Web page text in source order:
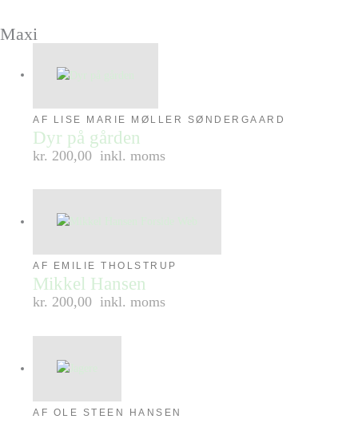
Maxi
AF LISE MARIE MØLLER SØNDERGAARD
Dyr på gården
kr. 200,00 inkl. moms
AF EMILIE THOLSTRUP
Mikkel Hansen
kr. 200,00 inkl. moms
AF OLE STEEN HANSEN